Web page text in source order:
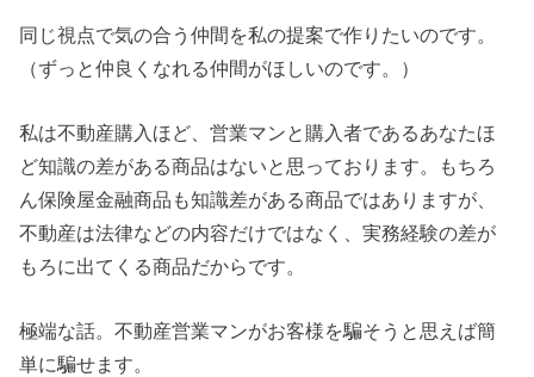
同じ視点で気の合う仲間を私の提案で作りたいのです。
（ずっと仲良くなれる仲間がほしいのです。）
私は不動産購入ほど、営業マンと購入者であるあなたほ
ど知識の差がある商品はないと思っております。もちろ
ん保険屋金融商品も知識差がある商品ではありますが、
不動産は法律などの内容だけではなく、実務経験の差が
もろに出てくる商品だからです。
極端な話。不動産営業マンがお客様を騙そうと思えば簡
単に騙せます。